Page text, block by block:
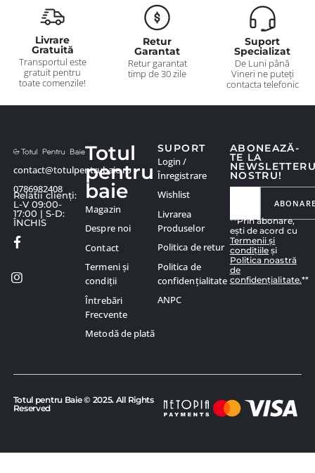
Livrare
Gratuită
Transportul este
gratuit pentru
toate comenzile!
Retur
Garantat
Retur garantat
timp de 30 zile
Suport
Specializat
De Luni până
Vineri ne puteți
contacta telefonic
contact@totulpentrubaie.ro
0786982408
Relatii clienți:
L-V 09:00-
17:00 | S-D:
ÎNCHIS
ABONEAZĂ-
TE LA
NOSTRU!
**Prin abonare,
ești de acord cu
Termenii și
condițiile și
Politica noastră
de
confidențialitate.**
Totul
pentru
baie
Magazin
Despre noi
Contact
Termeni și
condiții
Întrebări
Frecvente
Metodă de plată
SUPORT
Login /
Înregistrare
Wishlist
Livrarea
Produselor
Politica de retur
Politica de
confidențialitate
ANPC
Totul pentru Baie © 2025. All Rights
Reserved